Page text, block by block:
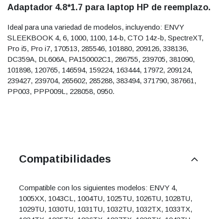
Adaptador 4.8*1.7 para laptop HP de reemplazo.
Ideal para una variedad de modelos, incluyendo: ENVY
SLEEKBOOK 4, 6, 1000, 1100, 14-b, CTO 14z-b, SpectreXT,
Pro i5, Pro i7, 170513, 285546, 101880, 209126, 338136,
DC359A, DL606A, PA150002C1, 286755, 239705, 381090,
101898, 120765, 146594, 159224, 163444, 17972, 209124,
239427, 239704, 265602, 285288, 383494, 371790, 387661,
PP003, PPP009L, 228058, 0950.
Compatibilidades
Compatible con los siguientes modelos: ENVY 4,
1005XX, 1043CL, 1004TU, 1025TU, 1026TU, 1028TU,
1029TU, 1030TU, 1031TU, 1032TU, 1032TX, 1033TX,